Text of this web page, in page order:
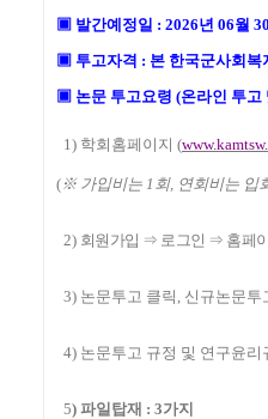
▣ 발간예정일 : 2026년 06월
▣ 투고자격 : 본 한국군사회복
▣ 논문 투고요령 (온라인 투고
1) 학회홈페이지 (
(※ 가입비는 1 회, 연회비는 입
2) 회원가입 ⇒ 로그인 ⇒ 홈페
3) 논문투고 클릭 , 신규논문투
4) 논문투고 규정 및 연구윤리
5) 파일탑재 : 3가지